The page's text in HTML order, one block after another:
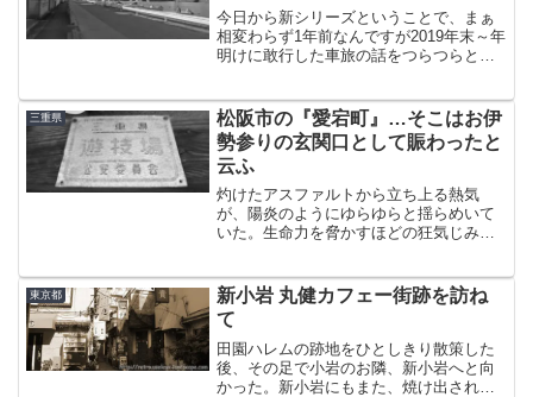
今日から新シリーズということで、まぁ
相変わらず1年前なんですが2019年末～年
明けに敢行した車旅の話をつらつらと。
で遠かった山陰、山陽、四国、九州にも
それなりに足を運...
三重県
松阪市の『愛宕町』…そこはお伊
勢参りの玄関口として賑わったと
云ふ
灼けたアスファルトから立ち上る熱気
が、陽炎のようにゆらゆらと揺らめいて
いた。生命力を脅かすほどの狂気じみた
市。言わずと知れた、国内屈指のブラン
ド和牛の産地である。この地には...
東京都
新小岩 丸健カフェー街跡を訪ね
て
田園ハレムの跡地をひとしきり散策した
後、その足で小岩のお隣、新小岩へと向
かった。新小岩にもまた、焼け出された